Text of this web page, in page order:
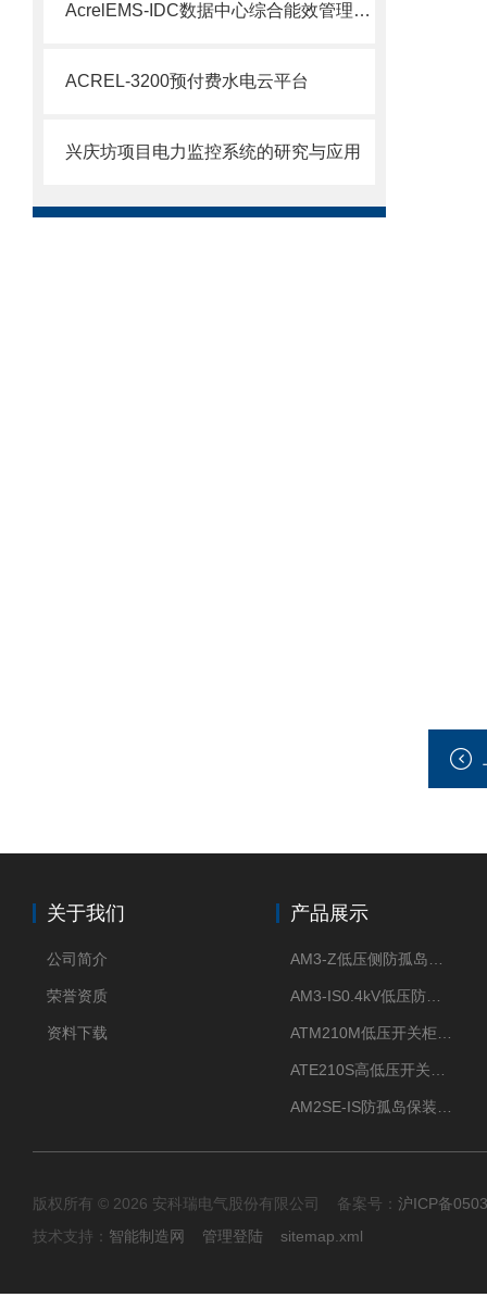
AcrelEMS-IDC数据中心综合能效管理解决方案
ACREL-3200预付费水电云平台
兴庆坊项目电力监控系统的研究与应用
关于我们
公司简介
荣誉资质
资料下载
产品展示
版权所有 © 2026 安科瑞电气股份有限公司 备案号： 沪ICP备
技术支持： 智能制造网 管理登陆 sitemap.xml